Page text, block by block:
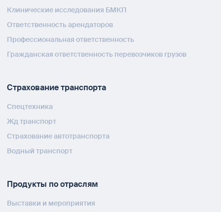
Клинические исследования БМКП
Ответственность арендаторов
Профессиональная ответственность
Гражданская ответственность перевозчиков грузов
Страхование транспорта
Спецтехника
Жд транспорт
Страхование автотранспорта
Водный транспорт
Продукты по отраслям
Выставки и мероприятия